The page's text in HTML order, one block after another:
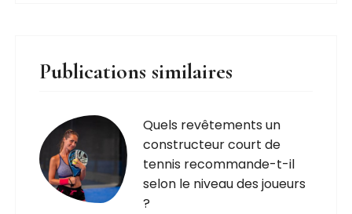
Publications similaires
Quels revêtements un
constructeur court de
tennis recommande-t-il
selon le niveau des joueurs
?